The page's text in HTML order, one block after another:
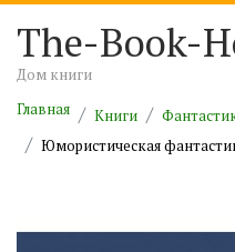
The-Book-
Дом книги
Главная
Книги
Юмористическая